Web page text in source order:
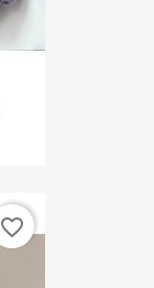
favorite_border